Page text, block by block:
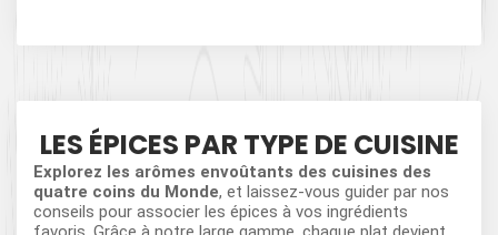
LES ÉPICES PAR TYPE DE CUISINE
Explorez les arômes envoûtants des cuisines des
quatre coins du Monde, et laissez-vous guider par nos
conseils pour associer les épices à vos ingrédients